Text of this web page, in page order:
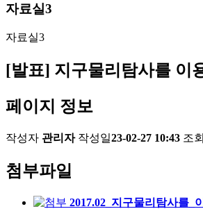
자료실3
자료실3
[발표] 지구물리탐사를 이
페이지 정보
작성자 관리자 작성일23-02-27 10:43 조회
첨부파일
2017.02_지구물리탐사를_